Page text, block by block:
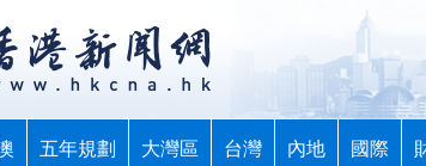
五年規劃 大灣區 台灣 內地 國際